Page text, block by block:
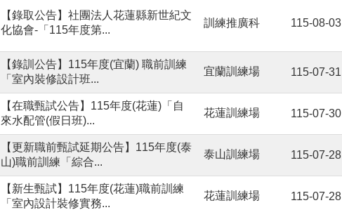
【錄取公告】社團法人花蓮縣新世紀文
化協會-「115年度第...
訓練推廣科 115-08-03
【錄訓公告】115年度(宜蘭) 職前訓練
「室內裝修設計班...
宜蘭訓練場 115-07-31
【在職甄試公告】115年度(花蓮)「自
來水配管(假日班)...
花蓮訓練場 115-07-30
【更新職前甄試延期公告】115年度(泰
山)職前訓練「綜合...
泰山訓練場 115-07-28
【新生甄試】115年度(花蓮)職前訓練
「室內設計裝修實務...
花蓮訓練場 115-07-28